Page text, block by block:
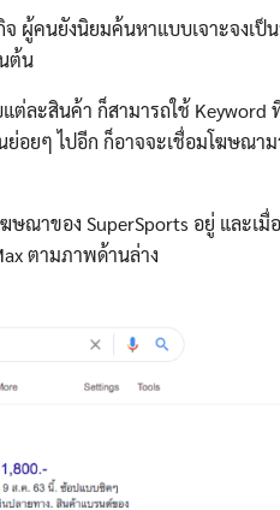
ผู้คนยังนิยมค้นหาแบบเจาะจงเป็น
ต้น
ละสินค้า ก็สามารถใช้ Keyword
อยๆ ไปอีก ก็อาจจะเชื่อมโฆษณา
ษณาของ SuperSports อยู่ และเมื่
ตามภาพด้านล่าง